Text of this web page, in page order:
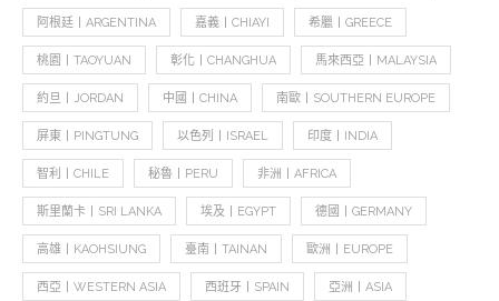
阿根廷丨ARGENTINA 嘉義丨CHIAYI 希臘丨GREECE
桃園丨TAOYUAN 彰化丨CHANGHUA 馬來西亞丨MALAYSIA
約旦丨JORDAN 中國丨CHINA 南歐丨SOUTHERN EUROPE
屏東丨PINGTUNG 以色列丨ISRAEL 印度丨INDIA
智利丨CHILE 秘魯丨PERU 非洲丨AFRICA
斯里蘭卡丨SRI LANKA 埃及丨EGYPT 德國丨GERMANY
高雄丨KAOHSIUNG 臺南丨TAINAN 歐洲丨EUROPE
西亞丨WESTERN ASIA 西班牙丨SPAIN 亞洲丨ASIA